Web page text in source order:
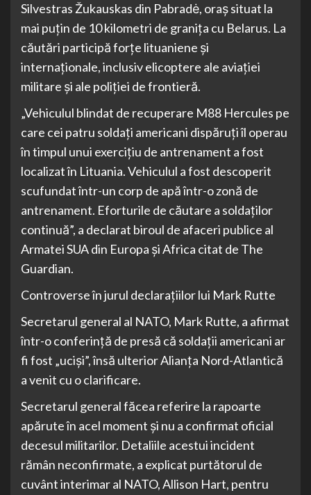
Silvestras Žukauskas din Pabradė, oraș situat la
mai puțin de 10 kilometri de granița cu Belarus. La
căutări participă forțe lituaniene și
internaționale, inclusiv elicoptere ale aviației
militare și ale poliției de frontieră.
„Vehiculul blindat de recuperare M88 Hercules pe
care cei patru soldați americani dispăruți îl operau
în timpul unui exercițiu de antrenament a fost
localizat în Lituania. Vehiculul a fost descoperit
scufundat într-un corp de apă într-o zonă de
antrenament. Eforturile de căutare a soldaților
continuă”, a declarat biroul de afaceri publice al
Armatei SUA din Europa și Africa citat de The
Guardian.
Controverse în jurul declarațiilor lui Mark Rutte
Secretarul general al NATO, Mark Rutte, a afirmat
într-o conferință de presă că soldații americani ar
fi fost „uciși”, însă ulterior Alianța Nord-Atlantică
a venit cu o clarificare.
Secretarul general făcea referire la rapoarte
apărute în acel moment și nu a confirmat oficial
decesul militarilor. Detaliile acestui incident
rămân neconfirmate, a explicat purtătorul de
cuvânt interimar al NATO, Allison Hart, pentru